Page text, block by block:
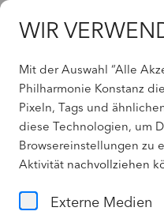
WIR
Mit der Auswahl “Alle
Philharmonie Konstanz
Pixeln, Tags und
diese Technologien, um
Browsereinstellungen zu
Aktivität nachvollziehen
Externe Medien
404 -